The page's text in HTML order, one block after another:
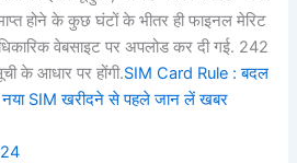
होने के कुछ घंटों के भीतर ही फाइनल मेरिट
वेबसाइट पर अपलोड कर दी गई. 242
के आधार पर होंगी.SIM Card Rule : बदल
नया SIM खरीदने से पहले जान लें खबर